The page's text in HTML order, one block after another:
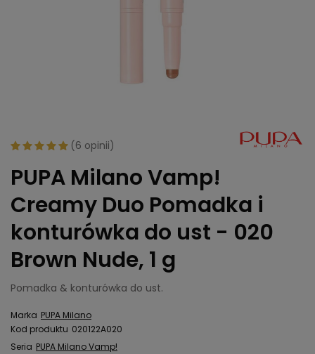
(6 opinii)
PUPA Milano Vamp!
Creamy Duo Pomadka i
konturówka do ust - 020
Brown Nude, 1 g
Pomadka & konturówka do ust.
Marka PUPA Milano
Kod produktu 020122A020
Seria PUPA Milano Vamp!